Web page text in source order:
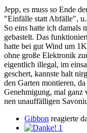
Jepp, es muss so Ende
"Einfälle statt Abfälle",
So eins hatte ich damals
gebastelt. Das
hatte bei gut Wind um
ohne große Elektronik
eigentlich illegal, im
geschert, kannste halt
den Garten montieren,
Genehmigung, mal ganz
nen unauffälligen
Gibbon reagierte
1